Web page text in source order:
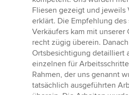
Fliesen gezeigt und jeweils
erklärt. Die Empfehlung des
Verkäufers kam mit unserer
recht zügig überein.
Ortsbesichtigung detailliert
einzelnen für
Rahmen, der uns genannt
tatsächlich ausgeführten